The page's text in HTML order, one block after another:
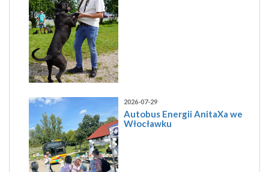
2026-07-29
Autobus Energii AnitaXa we
Włocławku